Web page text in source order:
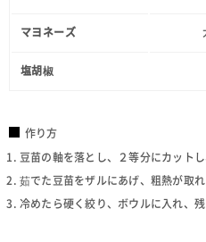
マヨネーズ
塩胡椒
作り方
豆苗の軸を落とし、２等分にカット
茹でた豆苗をザルにあげ、粗熱が取れ
冷めたら硬く絞り、ボウルに入れ、